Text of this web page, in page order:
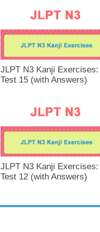
JLPT N3 Kanji Exercises:
Test 15 (with Answers)
JLPT N3 Kanji Exercises:
Test 12 (with Answers)